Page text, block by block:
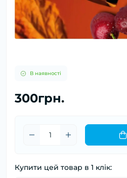
В наявності
300грн.
Купити цей товар в 1 клік: